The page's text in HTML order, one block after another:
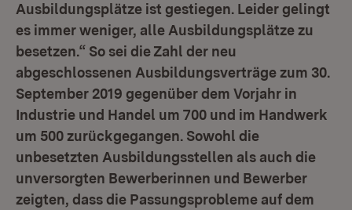
Ausbildungsplätze ist gestiegen. Leider gelingt
es immer weniger, alle Ausbildungsplätze zu
besetzen.“ So sei die Zahl der neu
abgeschlossenen Ausbildungsverträge zum 30.
September 2019 gegenüber dem Vorjahr in
Industrie und Handel um 700 und im Handwerk
um 500 zurückgegangen. Sowohl die
unbesetzten Ausbildungsstellen als auch die
unversorgten Bewerberinnen und Bewerber
zeigten, dass die Passungsprobleme auf dem